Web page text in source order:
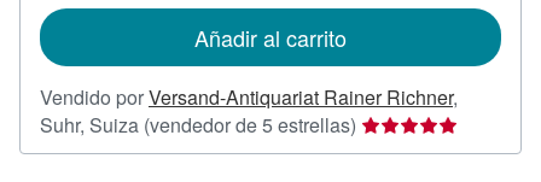
envío
Añadir al carrito
Vendido porVersand-Antiquariat Rainer Richner,
Suhr, Suiza (vendedor de 5 estrellas) Calificación
del